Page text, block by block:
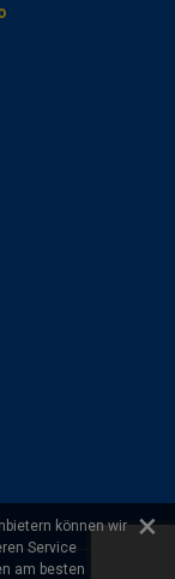
können wir
Service
am besten
×